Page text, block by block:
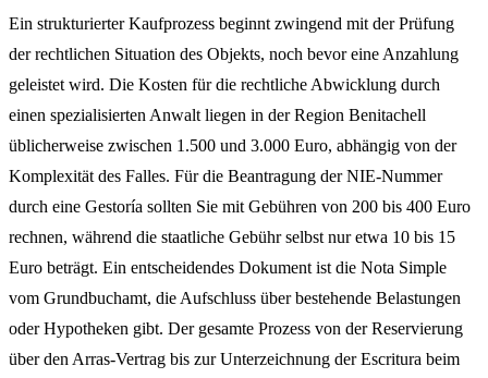
Ein strukturierter Kaufprozess beginnt zwingend mit der Prüfung
der rechtlichen Situation des Objekts, noch bevor eine Anzahlung
geleistet wird. Die Kosten für die rechtliche Abwicklung durch
einen spezialisierten Anwalt liegen in der Region Benitachell
üblicherweise zwischen 1.500 und 3.000 Euro, abhängig von der
Komplexität des Falles. Für die Beantragung der NIE-Nummer
durch eine Gestoría sollten Sie mit Gebühren von 200 bis 400 Euro
rechnen, während die staatliche Gebühr selbst nur etwa 10 bis 15
Euro beträgt. Ein entscheidendes Dokument ist die Nota Simple
vom Grundbuchamt, die Aufschluss über bestehende Belastungen
oder Hypotheken gibt. Der gesamte Prozess von der Reservierung
über den Arras-Vertrag bis zur Unterzeichnung der Escritura beim